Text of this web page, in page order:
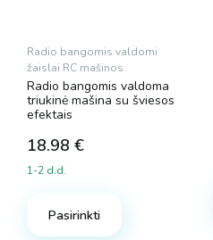
Radio bangomis valdomi
žaislai RC mašinos
Radio bangomis valdoma
triukinė mašina su šviesos
efektais
18.98 €
1-2 d.d.
Pasirinkti